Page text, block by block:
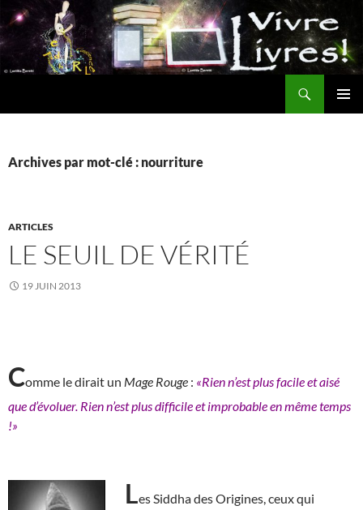
Aller
au
contenu
Archives par mot-clé : nourriture
ARTICLES
LE SEUIL DE VÉRITÉ
19 JUIN 2013
Comme le dirait un Mage Rouge : «Rien n’est plus facile et aisé
que d’évoluer. Rien n’est plus difficile et improbable en même temps
!»
Les Siddha des Origines, ceux qui